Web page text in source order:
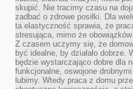
skupić. Nie tracimy czasu na
zadbać o zdrowe posiłki. Dla
ta elastyczność sprawia, że
stresująca, mimo że
Z czasem uczymy się, że
być idealne, by działało dobrze.
będzie wystarczająco dobre dla
funkcjonalne, oswojone
lubimy. Wtedy praca z domu